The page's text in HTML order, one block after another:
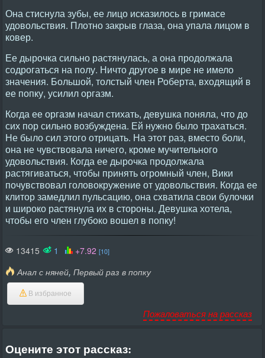
Она стиснула зубы, ее лицо исказилось в гримасе
удовольствия. Плотно закрыв глаза, она упала лицом в
ковер.
Ее дырочка сильно растянулась, а она продолжала
содрогаться на полу. Ничто другое в мире не имело
значения. Большой, толстый член Роберта, входящий в
ее попку, усилил оргазм.
Когда ее оргазм начал стихать, девушка поняла, что до
сих пор сильно возбуждена. Ей нужно было трахаться.
Не было сил этого отрицать. На этот раз, вместо боли,
она не чувствовала ничего, кроме мучительного
удовольствия. Когда ее дырочка продолжала
растягиваться, чтобы принять огромный член, Вики
почувствовал головокружение от удовольствия. Когда ее
клитор замедлил пульсацию, она схватила свои булочки
и широко растянула их в стороны. Девушка хотела,
чтобы его член глубоко вошел в попку!
13415 1 +7.92 [10]
Анал с няней, Первый раз в попку
В избранное
Пожаловаться на рассказ
Оцените этот рассказ: